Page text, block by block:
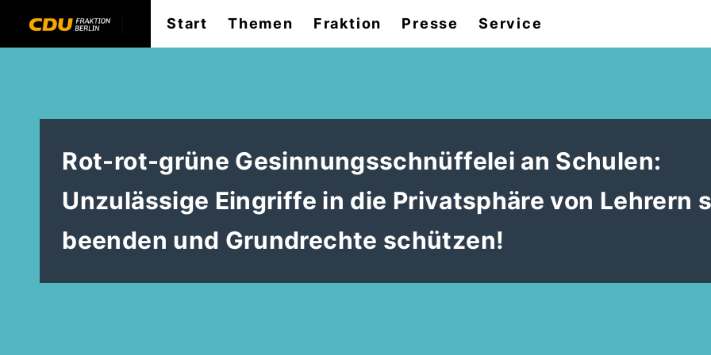
Start Themen Fraktion Presse Service
Rot-rot-grüne Gesinnungsschnüffelei an Schulen:
Unzulässige Eingriffe in die Privatsphäre von Lehrern
beenden und Grundrechte schützen!